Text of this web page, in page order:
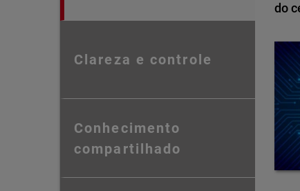
Clareza e controle
Conhecimento
compartilhado
do